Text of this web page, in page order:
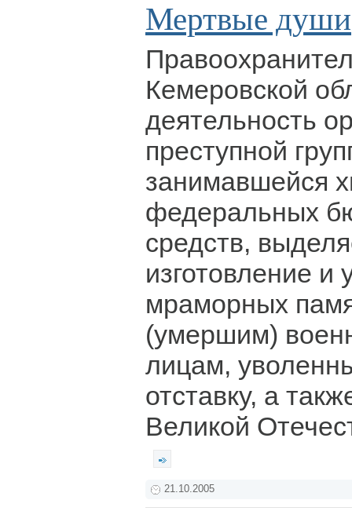
Мертвые души
Кемеровской
деятельность
преступной
занимавшейся
федеральных
средств,
изготовление и
мраморных
(умершим)
лицам,
отставку, а
Великой
21.10.2005